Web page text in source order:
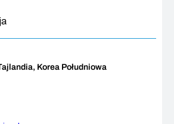
Korea Południowa